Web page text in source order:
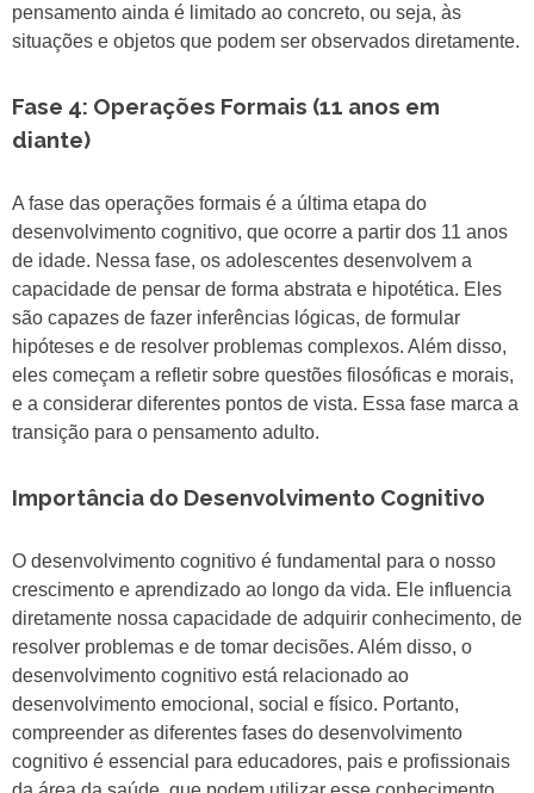
pensamento ainda é limitado ao concreto, ou seja, às
situações e objetos que podem ser observados diretamente.
Fase 4: Operações Formais (11 anos em
diante)
A fase das operações formais é a última etapa do
desenvolvimento cognitivo, que ocorre a partir dos 11 anos
de idade. Nessa fase, os adolescentes desenvolvem a
capacidade de pensar de forma abstrata e hipotética. Eles
são capazes de fazer inferências lógicas, de formular
hipóteses e de resolver problemas complexos. Além disso,
eles começam a refletir sobre questões filosóficas e morais,
e a considerar diferentes pontos de vista. Essa fase marca a
transição para o pensamento adulto.
Importância do Desenvolvimento Cognitivo
O desenvolvimento cognitivo é fundamental para o nosso
crescimento e aprendizado ao longo da vida. Ele influencia
diretamente nossa capacidade de adquirir conhecimento, de
resolver problemas e de tomar decisões. Além disso, o
desenvolvimento cognitivo está relacionado ao
desenvolvimento emocional, social e físico. Portanto,
compreender as diferentes fases do desenvolvimento
cognitivo é essencial para educadores, pais e profissionais